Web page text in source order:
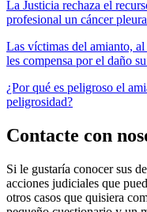
La Justicia rechaza el
profesional un cáncer
Las víctimas del amianto,
les compensa por el daño
¿Por qué es peligroso el
peligrosidad?
Contacte con
Si le gustaría conocer sus
acciones judiciales que
otros casos que quisiera